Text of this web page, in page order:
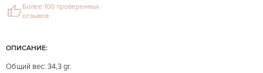
ОПИСАНИЕ:
Общий вес: 34,3 gr.
Более 100 проверенных
отзывов